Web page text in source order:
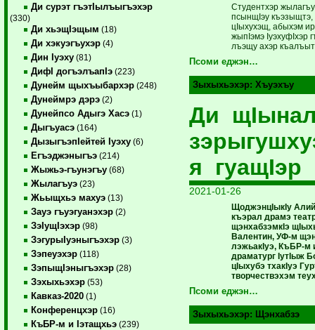
Ди сурэт гъэтIылъыгъэхэр
(330)
Ди хьэщIэщым (18)
Ди хэкуэгъухэр (4)
Дин Iуэху (81)
ДифI догъэлъапIэ (223)
Дунейм щыхъыбархэр (248)
Дунеймрэ дэрэ (2)
Дунейпсо Адыгэ Хасэ (1)
Дыгъуасэ (164)
ДызыгъэпIейтей Iуэху (6)
Егъэджэныгъэ (214)
Жыжьэ-гъунэгъу (68)
Жылагъуэ (23)
Жьыщхьэ махуэ (13)
Зауэ гъуэгуанэхэр (2)
ЗэIущIэхэр (98)
ЗэгурыIуэныгъэхэр (3)
Зэпеуэхэр (118)
ЗэпыщIэныгъэхэр (28)
Зэхыхьэхэр (53)
Кавказ-2020 (1)
Конференцхэр (16)
КъБР-м и Iэтащхьэ (239)
Студентхэр
псынщIэу къэзыщтэ,
цIыхухэщ, абыхэм
жыпIэмэ IуэхуфIхэр
лъэщу ахэр
Псоми еджэн…
Зыхыхьэхэр:Хъуэхъу
Ди
я гуащIэр
2021-01-26
ЩоджэнцIыкIу
къэрал драмэ
щэнхабзэмкIэ
Валентин, УФ-м
лэжьакIуэ, КъБР-м
драматург IутIыж
цIыхубэ тхакIуэ
творчествэхэм
Псоми еджэн…
Зыхыхьэхэр: Щэнхабзэ